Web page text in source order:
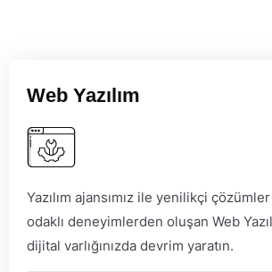
Web Yazılım
Yazılım ajansımız ile yenilikçi çözümler
odaklı deneyimlerden oluşan Web
dijital varlığınızda devrim yaratın.